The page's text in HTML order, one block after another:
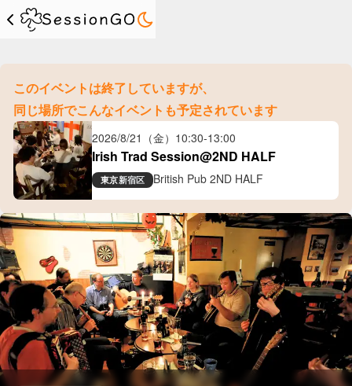
このイベントは終了していますが、
同じ場所でこんなイベントも予定されています
2026/8/21（金） 10:30-13:00
Irish Trad Session@2ND HALF
東京新宿区 British Pub 2ND HALF